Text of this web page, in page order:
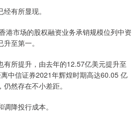
有所显现。
市场的股权融资业务承销规模位列中资
至第一。
所提升，由去年的12.57亿美元提升至
中信证券2021年辉煌时期高达60.05 亿
然存在不小差距。
降投行成本。